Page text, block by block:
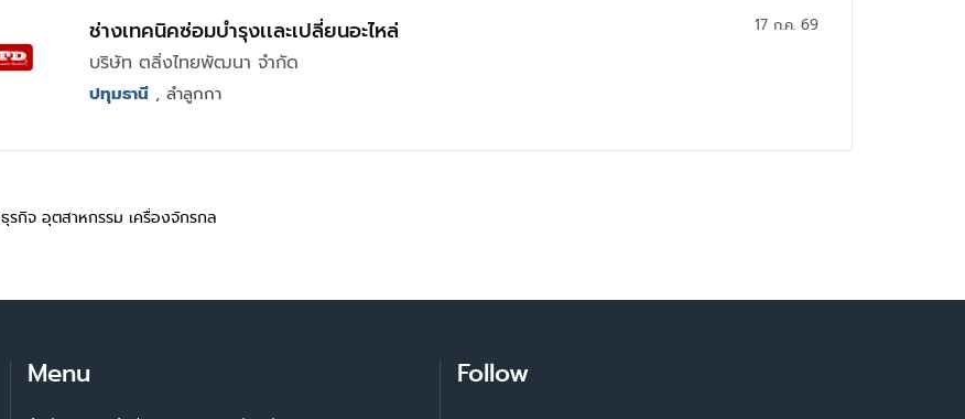
ช่างเทคนิคซ่อมบำรุงเเละเปลี่ยนอะไหล่
บริษัท ตลิ่งไทยพัฒนา จำกัด
17 ก.ค. 69
ปทุมธานี, ลำลูกกา
ธุรกิจ อุตสาหกรรม เครื่องจักรกล
Menu Follow